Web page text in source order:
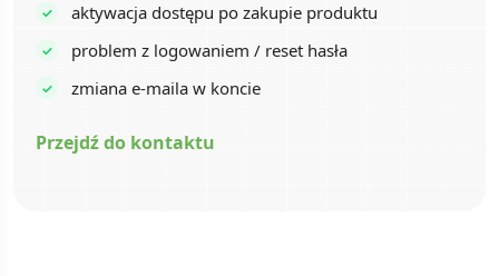
aktywacja dostępu po zakupie produktu
problem z logowaniem / reset hasła
zmiana e-maila w koncie
Przejdź do kontaktu